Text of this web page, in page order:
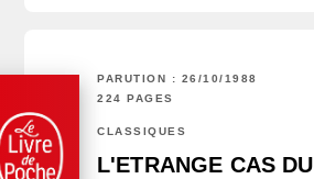
PARUTION : 26/10/1988
224 PAGES
CLASSIQUES
L'ETRANGE CAS DU